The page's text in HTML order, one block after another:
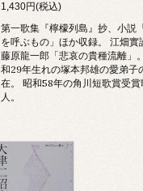
1,430円(税込)
第一歌集『檸檬列島』抄、小説
を呼ぶもの」ほか収録。 江畑實
藤原龍一郎「悲哀の貴種流離」
和29年生れの塚本邦雄の愛弟子
在。 昭和58年の角川短歌賞受賞
人。